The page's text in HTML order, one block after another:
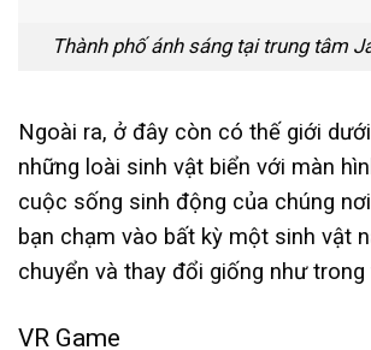
Thành phố ánh sáng tại trung tâm
Ngoài ra, ở đây còn có thế giới
những loài sinh vật biển với màn
cuộc sống sinh động của chúng
bạn chạm vào bất kỳ một sinh vật
chuyển và thay đổi giống như
VR Game